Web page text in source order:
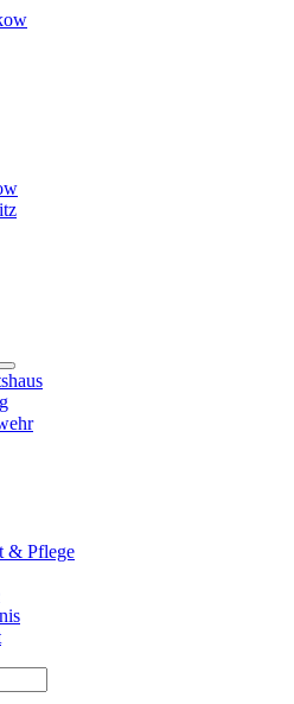
& Pflege